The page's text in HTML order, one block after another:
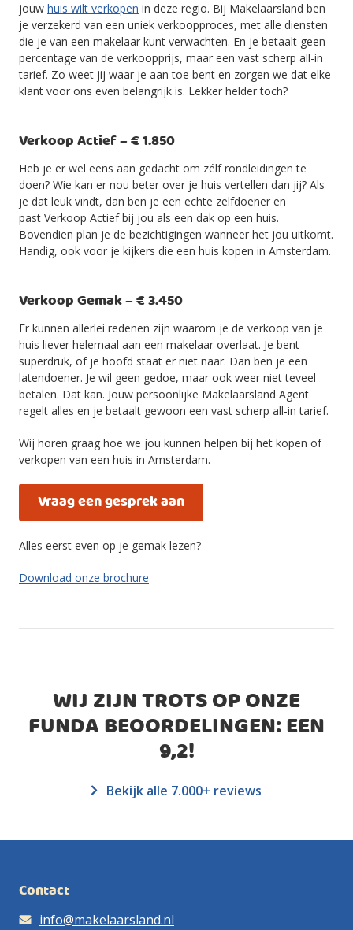
jouw huis wilt verkopen in deze regio. Bij Makelaarsland ben
je verzekerd van een uniek verkoopproces, met alle diensten
die je van een makelaar kunt verwachten. En je betaalt geen
percentage van de verkoopprijs, maar een vast scherp all-in
tarief. Zo weet jij waar je aan toe bent en zorgen we dat elke
klant voor ons even belangrijk is. Lekker helder toch?
Verkoop Actief – € 1.850
Heb je er wel eens aan gedacht om zélf rondleidingen te
doen? Wie kan er nou beter over je huis vertellen dan jij? Als
je dat leuk vindt, dan ben je een echte zelfdoener en
past Verkoop Actief bij jou als een dak op een huis.
Bovendien plan je de bezichtigingen wanneer het jou uitkomt.
Handig, ook voor je kijkers die een huis kopen in Amsterdam.
Verkoop Gemak – € 3.450
Er kunnen allerlei redenen zijn waarom je de verkoop van je
huis liever helemaal aan een makelaar overlaat. Je bent
superdruk, of je hoofd staat er niet naar. Dan ben je een
latendoener. Je wil geen gedoe, maar ook weer niet teveel
betalen. Dat kan. Jouw persoonlijke Makelaarsland Agent
regelt alles en je betaalt gewoon een vast scherp all-in tarief.
Wij horen graag hoe we jou kunnen helpen bij het kopen of
verkopen van een huis in Amsterdam.
Vraag een gesprek aan
Alles eerst even op je gemak lezen?
Download onze brochure
WIJ ZIJN TROTS OP ONZE
FUNDA BEOORDELINGEN: EEN
9,2!
Bekijk alle 7.000+ reviews
Contact
info@makelaarsland.nl